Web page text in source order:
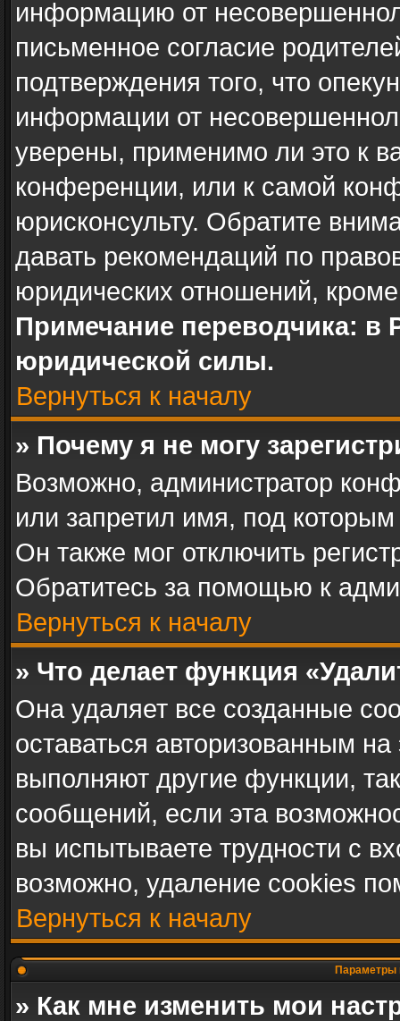
информацию от
письменное согласие
подтверждения того, что
информации от
уверены, применимо ли это к
конференции, или к самой
юрисконсульту. Обратите
давать рекомендаций по
юридических отношений,
Примечание переводчика: в
юридической силы.
Вернуться к началу
» Почему я не могу
Возможно, администратор
или запретил имя, под
Он также мог отключить
Обратитесь за помощью к
Вернуться к началу
» Что делает функция
Она удаляет все созданные
оставаться авторизованным
выполняют другие функции,
сообщений, если эта
вы испытываете трудности с
возможно, удаление cookies
Вернуться к началу
Параметры
» Как мне изменить мои